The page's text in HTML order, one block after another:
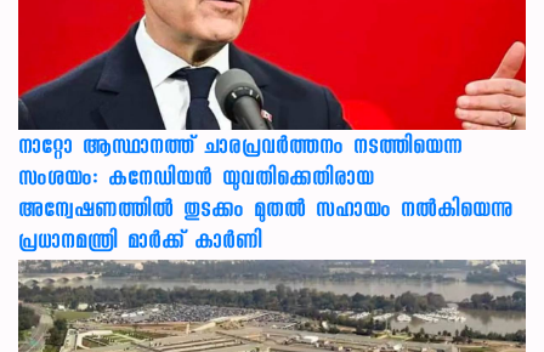
നാറ്റോ ആസ്ഥാനത്ത് ചാരപ്രവര്‍ത്തനം നടത്തിയെന്ന
സംശയം: കനേഡിയന്‍ യുവതിക്കെതിരായ
അന്വേഷണത്തില്‍ തുടക്കം മുതല്‍ സഹായം നല്‍കിയെന്നു
പ്രധാനമന്ത്രി മാര്‍ക്ക് കാര്‍ണി